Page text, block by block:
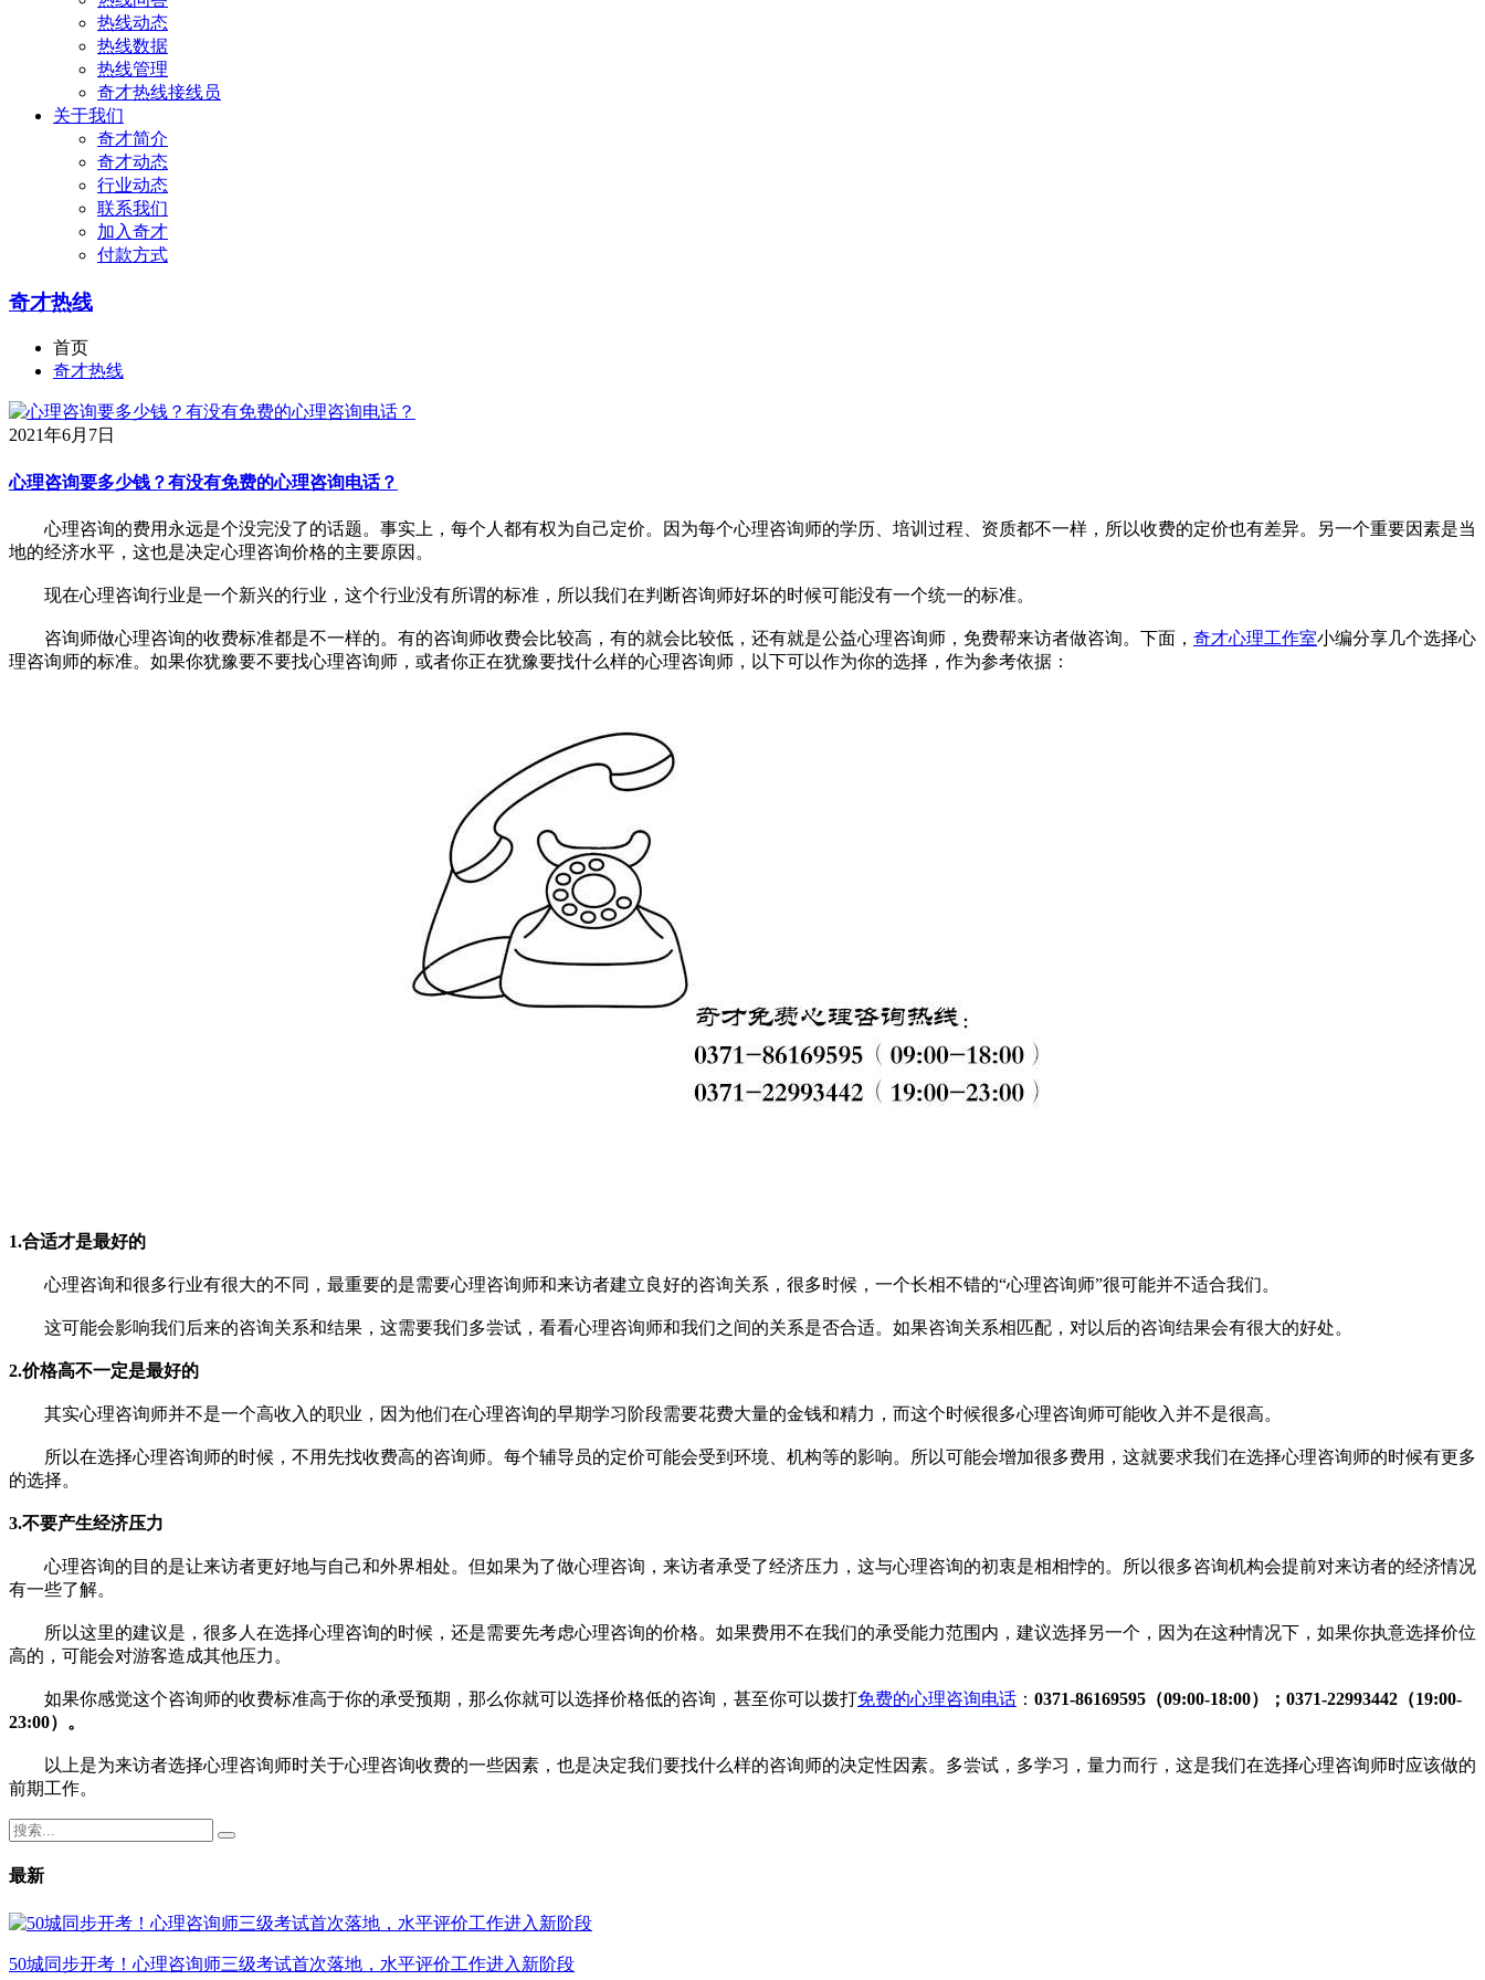
热线动态
热线数据
热线管理
奇才热线接线员
关于我们
奇才简介
奇才动态
行业动态
联系我们
加入奇才
付款方式
奇才热线
首页
奇才热线
2021年6月7日
心理咨询要多少钱？有没有免费的心理咨询电话？
心理咨询的费用永远是个没完没了的话题。事实上，每个人都有权为自己定价。因为每个心理咨询师的学历、培训过程、资质都不一样，所以收费的定价也有差异。另一个重要因素是当
地的经济水平，这也是决定心理咨询价格的主要原因。
现在心理咨询行业是一个新兴的行业，这个行业没有所谓的标准，所以我们在判断咨询师好坏的时候可能没有一个统一的标准。
咨询师做心理咨询的收费标准都是不一样的。有的咨询师收费会比较高，有的就会比较低，还有就是公益心理咨询师，免费帮来访者做咨询。下面， 奇才心理工作室小编分享几个选择心
理咨询师的标准。如果你犹豫要不要找心理咨询师，或者你正在犹豫要找什么样的心理咨询师，以下可以作为你的选择，作为参考依据：
1.合适才是最好的
心理咨询和很多行业有很大的不同，最重要的是需要心理咨询师和来访者建立良好的咨询关系，很多时候，一个长相不错的“心理咨询师”很可能并不适合我们。
这可能会影响我们后来的咨询关系和结果，这需要我们多尝试，看看心理咨询师和我们之间的关系是否合适。如果咨询关系相匹配，对以后的咨询结果会有很大的好处。
2.价格高不一定是最好的
其实心理咨询师并不是一个高收入的职业，因为他们在心理咨询的早期学习阶段需要花费大量的金钱和精力，而这个时候很多心理咨询师可能收入并不是很高。
所以在选择心理咨询师的时候，不用先找收费高的咨询师。每个辅导员的定价可能会受到环境、机构等的影响。所以可能会增加很多费用，这就要求我们在选择心理咨询师的时候有更多
的选择。
3.不要产生经济压力
心理咨询的目的是让来访者更好地与自己和外界相处。但如果为了做心理咨询，来访者承受了经济压力，这与心理咨询的初衷是相相悖的。所以很多咨询机构会提前对来访者的经济情况
有一些了解。
所以这里的建议是，很多人在选择心理咨询的时候，还是需要先考虑心理咨询的价格。如果费用不在我们的承受能力范围内，建议选择另一个，因为在这种情况下，如果你执意选择价位
高的，可能会对游客造成其他压力。
如果你感觉这个咨询师的收费标准高于你的承受预期，那么你就可以选择价格低的咨询，甚至你可以拨打免费的心理咨询电话 ： 0371-86169595（09:00-18:00） ； 0371-22993442（19:00-
23:00） 。
以上是为来访者选择心理咨询师时关于心理咨询收费的一些因素，也是决定我们要找什么样的咨询师的决定性因素。多尝试，多学习，量力而行，这是我们在选择心理咨询师时应该做的
前期工作。
最新
50城同步开考！心理咨询师三级考试首次落地，水平评价工作进入新阶段